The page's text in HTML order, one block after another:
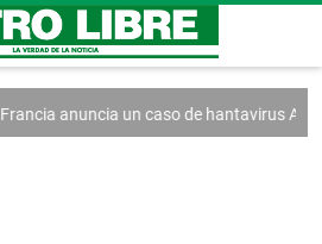
Francia anuncia un caso de hantavirus